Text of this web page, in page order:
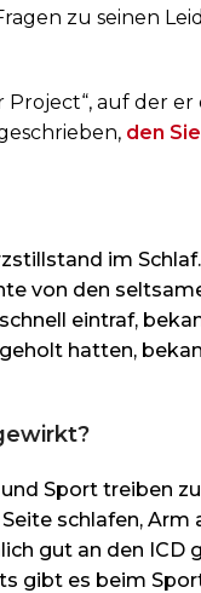
zu seinen
Project“, auf
den
im
von den
eintraf,
hatten,
Sport treiben
schlafen, Arm
gut an den ICD
gibt es beim